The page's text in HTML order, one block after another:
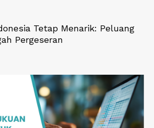
Tetap Menarik: Peluang
Pergeseran